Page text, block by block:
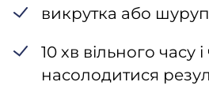
викрутка або
10 хв вільного
насолодитися